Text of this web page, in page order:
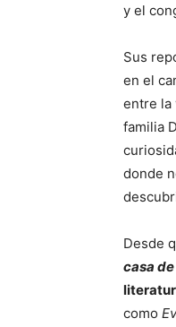
y el
Sus
en el
entre la
familia
donde
Desde
casa
como